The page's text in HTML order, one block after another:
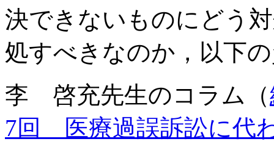
決できないものにどう
処すべきなのか，以下
李 啓充先生のコラム（
7回 医療過誤訴訟に代